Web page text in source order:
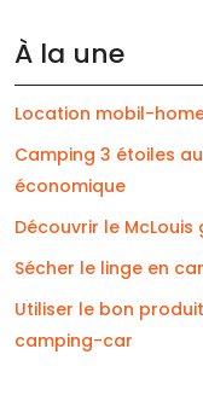
À la une
Location mobil-
Camping 3 étoiles
économique
Découvrir le
Sécher le linge en
Utiliser le bon
camping-car